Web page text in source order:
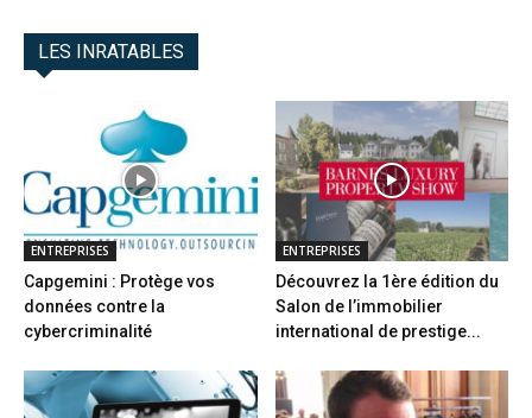
LES INRATABLES
ENTREPRISES
Capgemini : Protège vos
données contre la
cybercriminalité
ENTREPRISES
Découvrez la 1ère édition du
Salon de l’immobilier
international de prestige...